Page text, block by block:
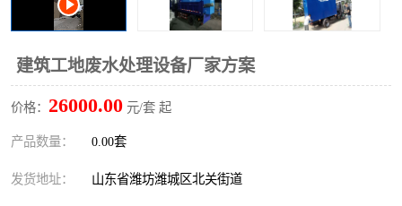
建筑工地废水处理设备厂家方案
价格： 26000.00 元/套 起
产品数量： 0.00套
发货地址： 山东省潍坊潍城区北关街道
水处理设备
风电场变电站污水处理设
备
叠螺污泥脱水机
疾控中心一体化设备处理 一体化净北槽污水处理设
餐具消毒污水处理设备